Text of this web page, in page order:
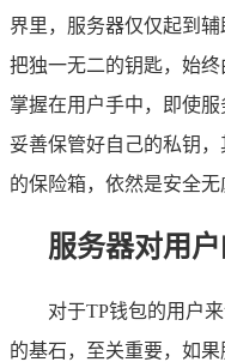
界里，服务器仅仅起到
把独一无二的钥匙，始
掌握在用户手中，即使
妥善保管好自己的私钥
的保险箱，依然是安全无
服务器对用
对于TP钱包的用户
的基石，至关重要，如